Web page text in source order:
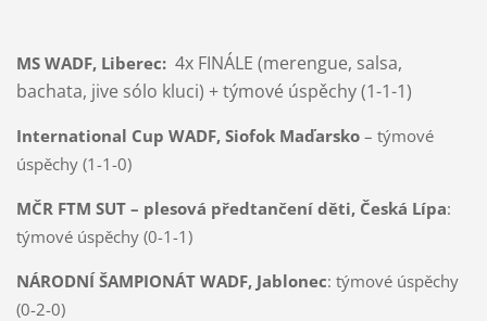
MS WADF, Liberec: 4x FINÁLE (merengue, salsa,
bachata, jive sólo kluci) + týmové úspěchy (1-1-1)
International Cup WADF, Siofok Maďarsko– týmové
úspěchy (1-1-0)
MČR FTM SUT – plesová předtančení děti, Česká Lípa:
týmové úspěchy (0-1-1)
NÁRODNÍ ŠAMPIONÁT WADF, Jablonec: týmové úspěchy
(0-2-0)